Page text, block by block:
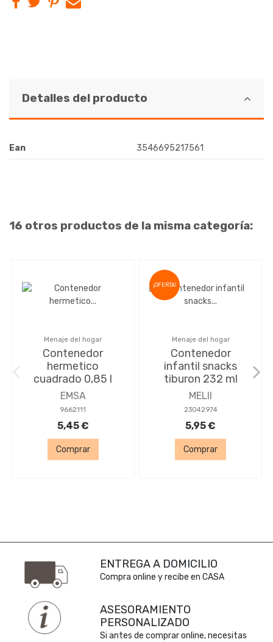
Detalles del producto
Ean 3546695217561
16 otros productos de la misma categoría:
Menaje del hogar
Contenedor
hermetico
cuadrado 0,85 l
EMSA
9662111
5,45 €
Comprar
¡OFERTA!
Menaje del hogar
Contenedor
infantil snacks
tiburon 232 ml
MELII
23042974
5,95 €
Comprar
ENTREGA A DOMICILIO
Compra online y recibe en CASA
ASESORAMIENTO
PERSONALIZADO
Si antes de comprar online, necesitas